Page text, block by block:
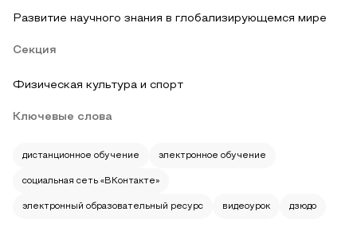
Развитие научного знания в глобализирующемся мире
Секция
Физическая культура и спорт
Ключевые слова
дистанционное обучение электронное обучение
социальная сеть «ВКонтакте»
электронный образовательный ресурс видеоурок дзюдо